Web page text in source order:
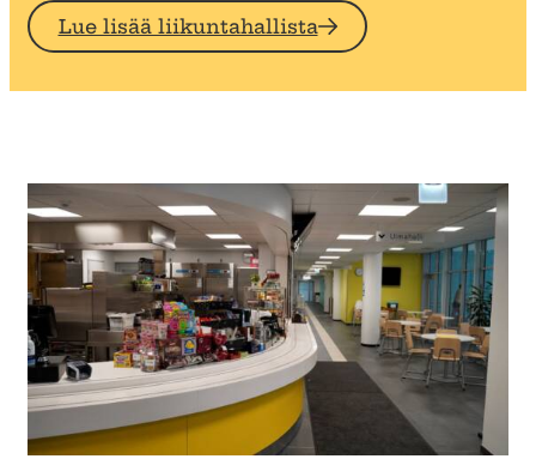
Lue lisää liikuntahallista